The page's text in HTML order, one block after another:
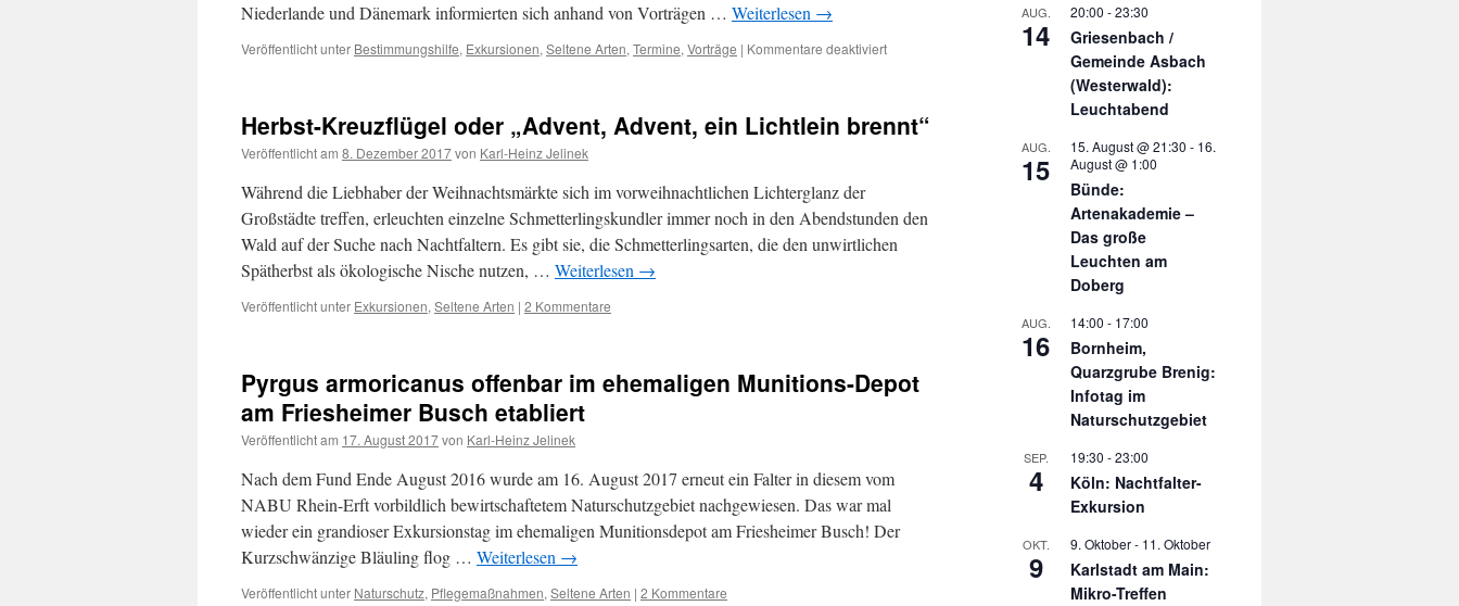
Niederlande und Dänemark informierten sich anhand von Vorträgen … Weiterlesen →
Veröffentlicht unter Bestimmungshilfe, Exkursionen, Seltene Arten, Termine, Vorträge | Kommentare deaktiviertfür
Willebadessen
Geschichte
Herbst-Kreuzflügel oder „Advent, Advent, ein Lichtlein brennt“
Veröffentlicht am 8. Dezember 2017von Karl-Heinz Jelinek
Während die Liebhaber der Weihnachtsmärkte sich im vorweihnachtlichen Lichterglanz der
Großstädte treffen, erleuchten einzelne Schmetterlingskundler immer noch in den Abendstunden den
Wald auf der Suche nach Nachtfaltern. Es gibt sie, die Schmetterlingsarten, die den unwirtlichen
Spätherbst als ökologische Nische nutzen, … Weiterlesen →
Veröffentlicht unter Exkursionen, Seltene Arten | 2 Kommentare
Pyrgus armoricanus offenbar im ehemaligen Munitions-Depot
am Friesheimer Busch etabliert
Veröffentlicht am 17. August 2017von Karl-Heinz Jelinek
Nach dem Fund Ende August 2016 wurde am 16. August 2017 erneut ein Falter in diesem vom
NABU Rhein-Erft vorbildlich bewirtschaftetem Naturschutzgebiet nachgewiesen. Das war mal
wieder ein grandioser Exkursionstag im ehemaligen Munitionsdepot am Friesheimer Busch! Der
Kurzschwänzige Bläuling flog … Weiterlesen →
Veröffentlicht unter Naturschutz, Pflegemaßnahmen, Seltene Arten | 2 Kommentare
AUG.
14
20:00 -23:30
Griesenbach /
Gemeinde Asbach
(Westerwald):
Leuchtabend
AUG.
15
15. August @ 21:30 - 16.
August @ 1:00
Bünde:
Artenakademie –
Das große
Leuchten am
Doberg
AUG.
16
14:00 - 17:00
Bornheim,
Quarzgrube Brenig:
Infotag im
Naturschutzgebiet
SEP.
4
19:30 -23:00
Köln: Nachtfalter-
Exkursion
OKT.
9
9. Oktober- 11. Oktober
Karlstadt am Main:
Mikro-Treffen